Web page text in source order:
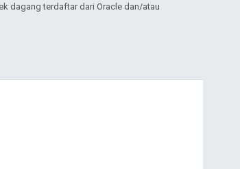
dagang terdaftar dari Oracle dan/atau